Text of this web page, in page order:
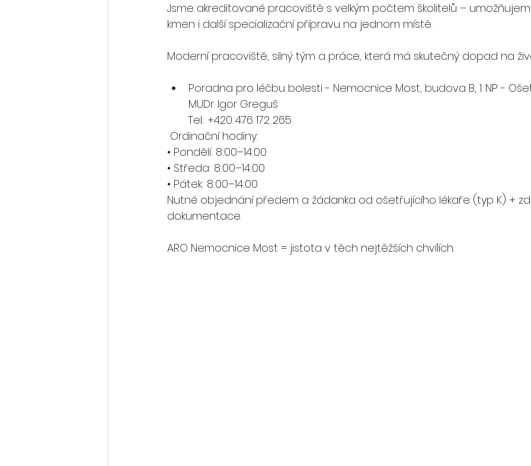
Jsme akreditované pracoviště s velkým počtem školitelů –
kmen i další specializační přípravu na jednom místě.
Moderní pracoviště, silný tým a práce, která má skutečný dopad na
Poradna pro léčbu bolesti - Nemocnice Most, budova B, 1. NP -
MUDr. Igor Greguš
Tel.: +420 476 172 265
Ordinační hodiny:
• Pondělí: 8:00–14:00
• Středa: 8:00–14:00
• Pátek: 8:00–14:00
Nutné objednání předem a žádanka od ošetřujícího lékaře (typ K) +
dokumentace.
ARO Nemocnice Most = jistota v těch nejtěžších chvílích.